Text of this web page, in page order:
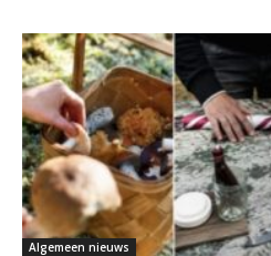
Algemeen nieuws